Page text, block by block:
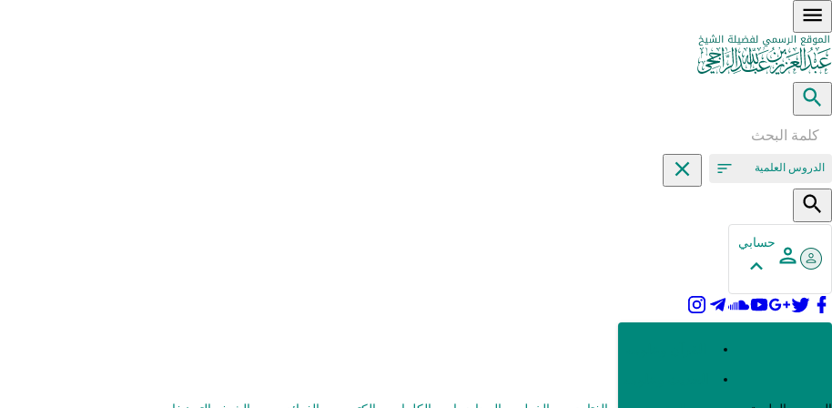
الدروس العلمية
حسابي